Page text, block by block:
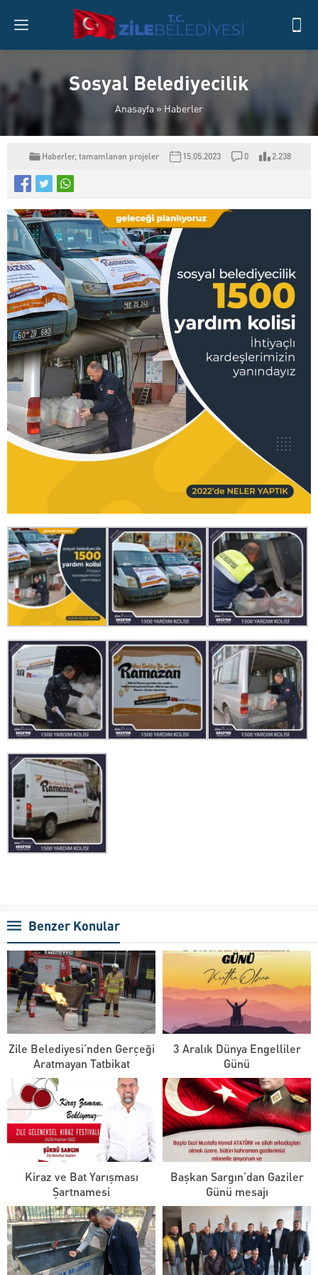
Sosyal Belediyecilik
Anasayfa » Haberler
Haberler, tamamlanan projeler 15.05.2023 0 2.238
Benzer Konular
Zile Belediyesi’nden Gerçeği
Aratmayan Tatbikat
3 Aralık Dünya Engelliler
Günü
Kiraz ve Bat Yarışması
Şartnamesi
Başkan Sargın’dan Gaziler
Günü mesajı